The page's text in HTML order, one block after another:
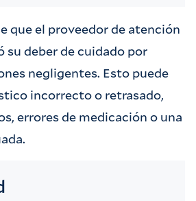
que el proveedor de atención
su deber de cuidado por
negligentes. Esto puede
incorrecto o retrasado,
errores de medicación o una